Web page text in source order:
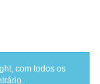
com todos os